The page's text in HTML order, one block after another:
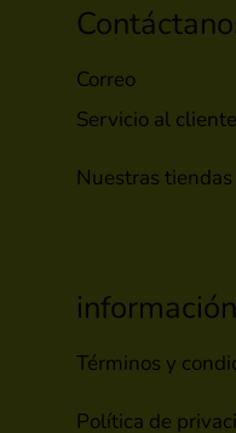
Correo
Servicio al cliente
Nuestras tiendas
información
Términos y
Política de